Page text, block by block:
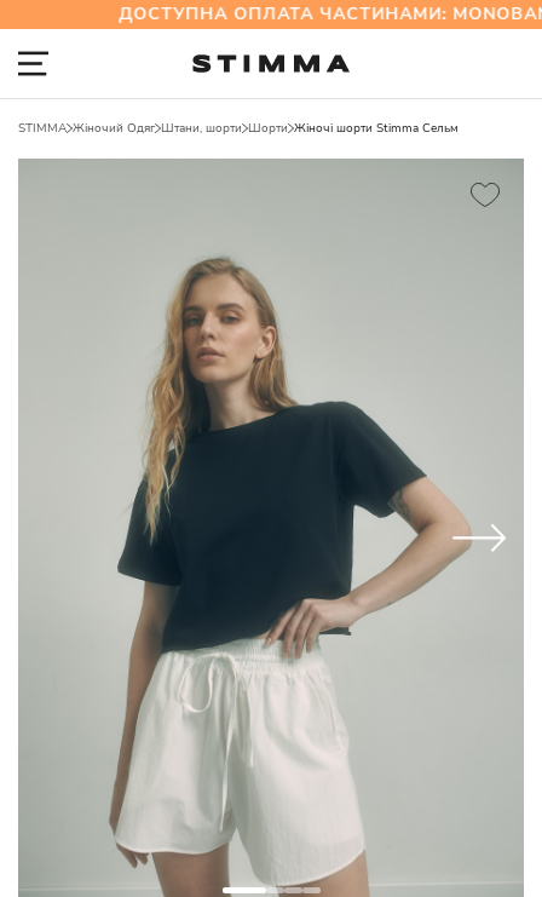
ДОСТУПНА ОПЛАТА ЧАСТИНАМИ:
STIMMA Жіночий Одяг Штани, шорти Шорти Жіночі шорти Stimma Сельм